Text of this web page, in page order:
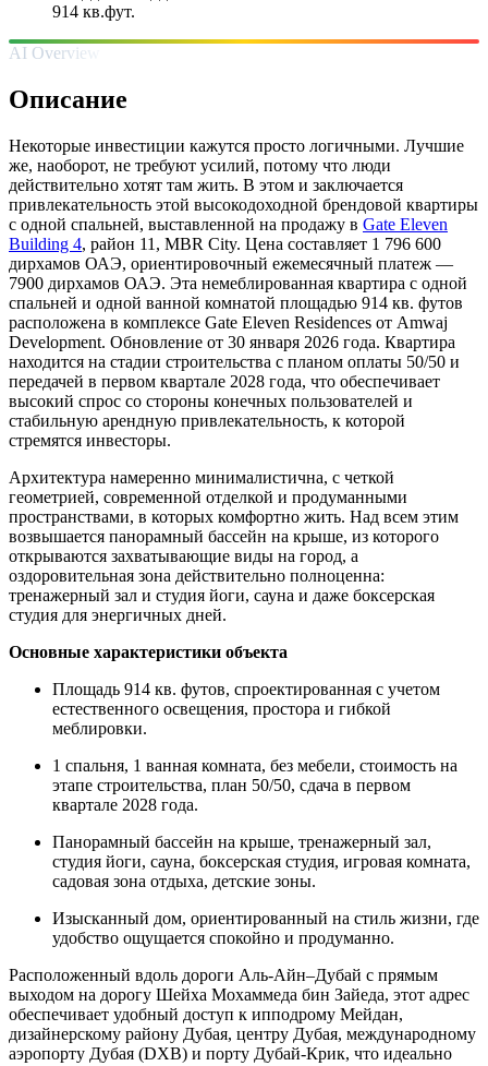
914 кв.фут.
AI Overview
Описание
Некоторые инвестиции кажутся просто логичными. Лучшие
же, наоборот, не требуют усилий, потому что люди
действительно хотят там жить. В этом и заключается
привлекательность этой высокодоходной брендовой квартиры
с одной спальней, выставленной на продажу в Gate Eleven
Building 4, район 11, MBR City. Цена составляет 1 796 600
дирхамов ОАЭ, ориентировочный ежемесячный платеж —
7900 дирхамов ОАЭ. Эта немеблированная квартира с одной
спальней и одной ванной комнатой площадью 914 кв. футов
расположена в комплексе Gate Eleven Residences от Amwaj
Development. Обновление от 30 января 2026 года. Квартира
находится на стадии строительства с планом оплаты 50/50 и
передачей в первом квартале 2028 года, что обеспечивает
высокий спрос со стороны конечных пользователей и
стабильную арендную привлекательность, к которой
стремятся инвесторы.
Архитектура намеренно минималистична, с четкой
геометрией, современной отделкой и продуманными
пространствами, в которых комфортно жить. Над всем этим
возвышается панорамный бассейн на крыше, из которого
открываются захватывающие виды на город, а
оздоровительная зона действительно полноценна:
тренажерный зал и студия йоги, сауна и даже боксерская
студия для энергичных дней.
Основные характеристики объекта
Площадь 914 кв. футов, спроектированная с учетом
естественного освещения, простора и гибкой
меблировки.
1 спальня, 1 ванная комната, без мебели, стоимость на
этапе строительства, план 50/50, сдача в первом
квартале 2028 года.
Панорамный бассейн на крыше, тренажерный зал,
студия йоги, сауна, боксерская студия, игровая комната,
садовая зона отдыха, детские зоны.
Изысканный дом, ориентированный на стиль жизни, где
удобство ощущается спокойно и продуманно.
Расположенный вдоль дороги Аль-Айн–Дубай с прямым
выходом на дорогу Шейха Мохаммеда бин Зайеда, этот адрес
обеспечивает удобный доступ к ипподрому Мейдан,
дизайнерскому району Дубая, центру Дубая, международному
аэропорту Дубая (DXB) и порту Дубай-Крик, что идеально